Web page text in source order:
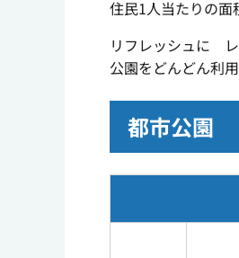
住民1人当たりの面
リフレッシュに
公園をどんどん利
都市公園